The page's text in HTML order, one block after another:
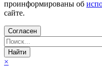
проинформированы об
сайте.
Согласен
×